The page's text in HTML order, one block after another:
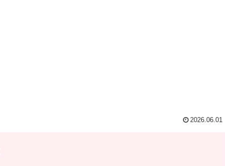
2026.06.01